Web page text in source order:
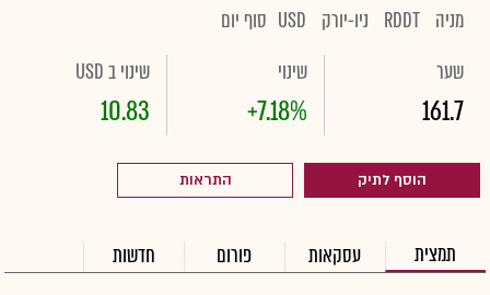
מניה RDDT ניו-יורק USD סוף יום
שער
161.7
שינוי
+7.18%
שינוי ב USD
10.83
הוסף לתיק התראות
תמצית עסקאות פורום חדשות